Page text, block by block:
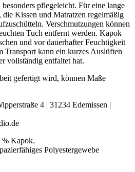
pflegeleicht. Für eine lange
Kissen und Matratzen regelmäßig
Verschmutzungen können
Tuch entfernt werden. Kapok
und vor dauerhafter Feuchtigkeit
Transport kann ein kurzes Auslüften
vollständig entfaltet hat.
gefertigt wird, können Maße
4 | 31234 Edemissen |
% Kapok.
Polyestergewebe